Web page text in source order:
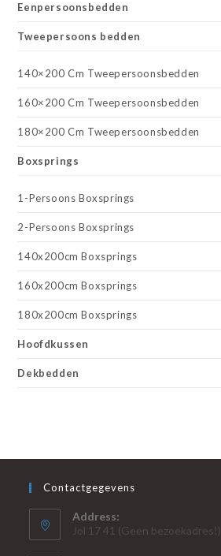
Eenpersoonsbedden
Tweepersoons bedden
140×200 Cm Tweepersoonsbedden
160×200 Cm Tweepersoonsbedden
180×200 Cm Tweepersoonsbedden
Boxsprings
1-Persoons Boxsprings
2-Persoons Boxsprings
140x200cm Boxsprings
160x200cm Boxsprings
180x200cm Boxsprings
Hoofdkussen
Dekbedden
Contactgegevens
Address:
Jol 17 41 (Geen bezoekadres!)